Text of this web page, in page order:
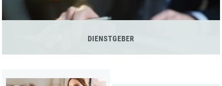
DIENSTGEBER